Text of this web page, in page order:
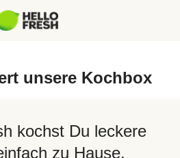
unsere Kochbox
kochst Du leckere
zu Hause.